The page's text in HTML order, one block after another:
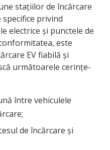
stațiilor de încărcare
privind
electrice și punctele de
este
EV fiabilă și
următoarele cerințe-
între vehiculele
de încărcare și